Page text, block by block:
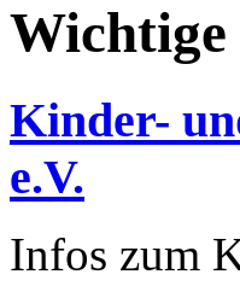
Kinder-
e.V.
Infos zum